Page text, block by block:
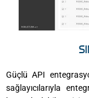
Güçlü API
sağlayıcılarıyla